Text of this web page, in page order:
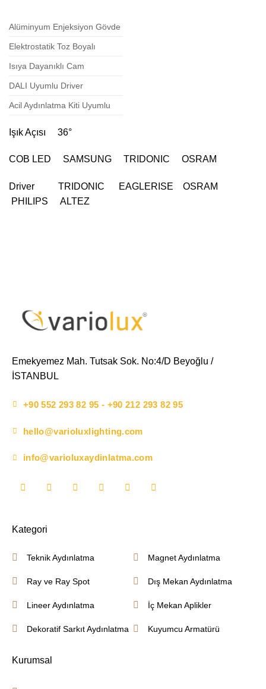
Alüminyum Enjeksiyon Gövde
Elektrostatik Toz Boyalı
Isıya Dayanıklı Cam
DALI Uyumlu Driver
Acil Aydınlatma Kiti Uyumlu
Işık Açısı 36°
COB LED SAMSUNG TRIDONIC OSRAM
Driver TRIDONIC EAGLERISE OSRAM
PHILIPS ALTEZ
Emekyemez Mah. Tutsak Sok. No:4/D Beyoğlu /
İSTANBUL
+90 552 293 82 95 - +90 212 293 82 95
hello@varioluxlighting.com
info@varioluxaydinlatma.com
Kategori
Teknik Aydınlatma
Ray ve Ray Spot
Lineer Aydınlatma
Dekoratif Sarkıt Aydınlatma
Magnet Aydınlatma
Dış Mekan Aydınlatma
İç Mekan Aplikler
Kuyumcu Armatürü
Kurumsal